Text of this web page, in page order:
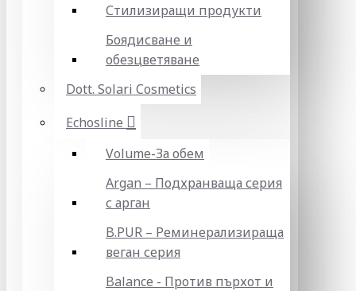
Стилизиращи продукти
Боядисване и
обезцветяване
Dott. Solari Cosmetics
Echosline
Volume-За обем
Argan – Подхранваща серия
с арган
B.PUR – Реминерализираща
веган серия
Balance - Против пърхот и